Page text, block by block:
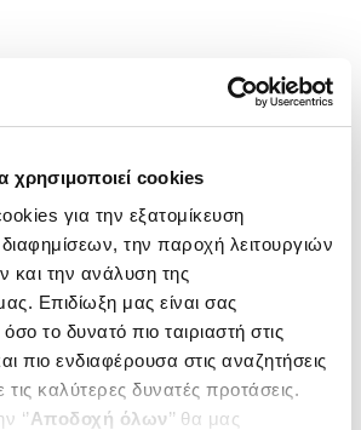
χρησιμοποιεί cookies
για την εξατομίκευση
την παροχή λειτουργιών
και την ανάλυση της
Επιδίωξη μας είναι σας
το δυνατό πιο ταιριαστή στις
πιο ενδιαφέρουσα στις αναζητήσεις
καλύτερες δυνατές προτάσεις.
‘’Αποδοχή όλων’’ θα μας